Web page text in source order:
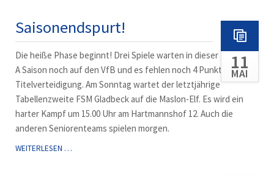
-
VFB
KIRCHHELLEN
IV
6:0
Saisonendspurt!
11
MAI
Die heiße Phase beginnt! Drei Spiele warten in dieser Kreisliga
A Saison noch auf den VfB und es fehlen noch 4 Punkte bis zur
Titelverteidigung. Am Sonntag wartet der letztjährige
Tabellenzweite FSM Gladbeck auf die Maslon-Elf. Es wird ein
harter Kampf um 15.00 Uhr am Hartmannshof 12. Auch die
anderen Seniorenteams spielen morgen.
WEITERLESEN …SAISONENDSPURT!